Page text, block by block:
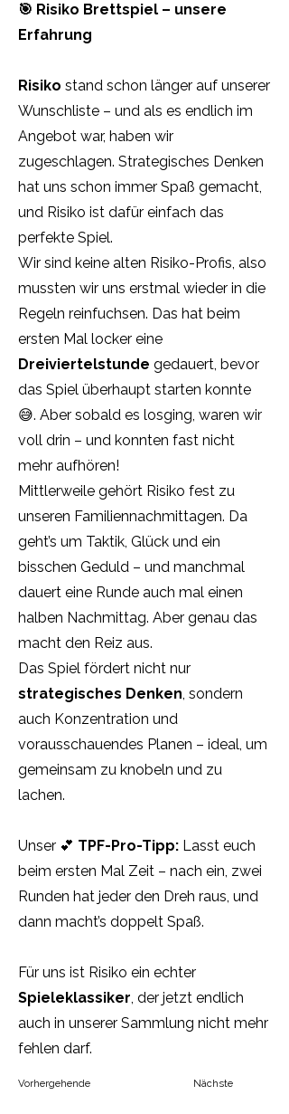
🎯 Risiko Brettspiel – unsere
Erfahrung
Risiko stand schon länger auf unserer
Wunschliste – und als es endlich im
Angebot war, haben wir
zugeschlagen. Strategisches Denken
hat uns schon immer Spaß gemacht,
und Risiko ist dafür einfach das
perfekte Spiel.
Wir sind keine alten Risiko-Profis, also
mussten wir uns erstmal wieder in die
Regeln reinfuchsen. Das hat beim
ersten Mal locker eine
Dreiviertelstunde gedauert, bevor
das Spiel überhaupt starten konnte
😅. Aber sobald es losging, waren wir
voll drin – und konnten fast nicht
mehr aufhören!
Mittlerweile gehört Risiko fest zu
unseren Familiennachmittagen. Da
geht’s um Taktik, Glück und ein
bisschen Geduld – und manchmal
dauert eine Runde auch mal einen
halben Nachmittag. Aber genau das
macht den Reiz aus.
Das Spiel fördert nicht nur
strategisches Denken, sondern
auch Konzentration und
vorausschauendes Planen – ideal, um
gemeinsam zu knobeln und zu
lachen.
Unser 💕 TPF-Pro-Tipp: Lasst euch
beim ersten Mal Zeit – nach ein, zwei
Runden hat jeder den Dreh raus, und
dann macht’s doppelt Spaß.
Für uns ist Risiko ein echter
Spieleklassiker, der jetzt endlich
auch in unserer Sammlung nicht mehr
fehlen darf.
Vorhergehende Nächste